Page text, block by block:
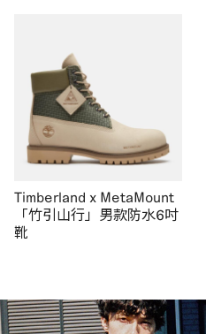
Timberland x MetaMount
「竹引山行」男款防水6吋
靴